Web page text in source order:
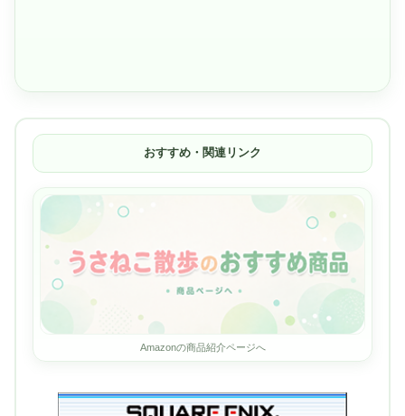
おすすめ・関連リンク
Amazonの商品紹介ページへ